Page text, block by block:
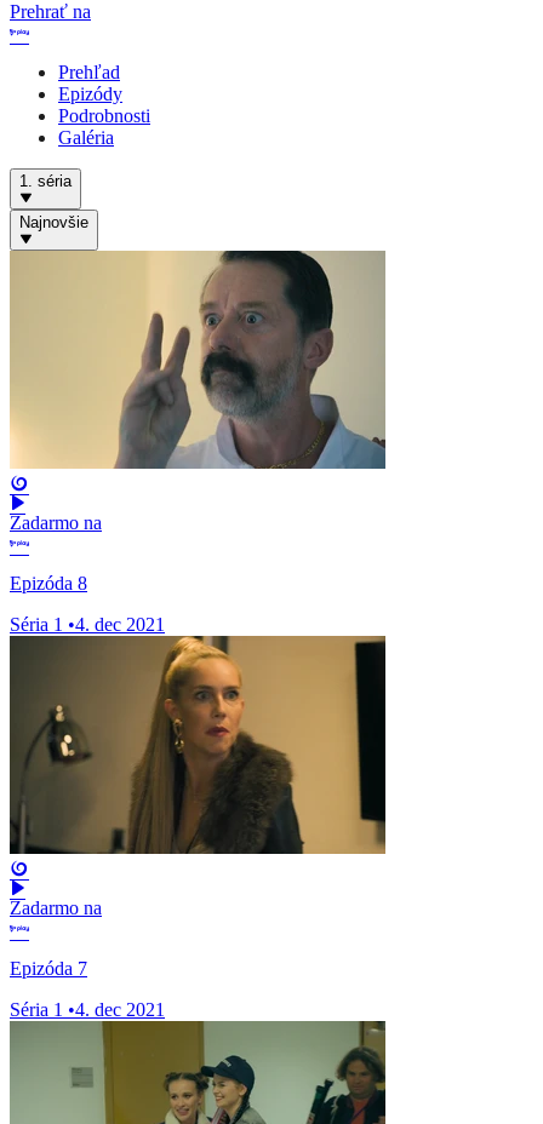
Prehrať na
Prehľad
Epizódy
Podrobnosti
Galéria
1. séria
Najnovšie
Zadarmo na
Epizóda 8
Séria 1 •4. dec 2021
Zadarmo na
Epizóda 7
Séria 1 •4. dec 2021